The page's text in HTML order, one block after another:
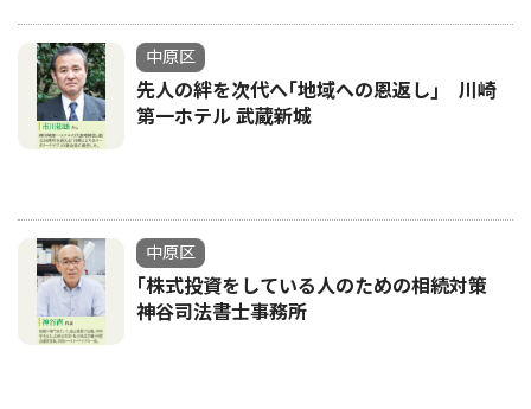
中原区
先人の絆を次代へ｢地域への恩返し｣ 川崎
第一ホテル 武蔵新城
中原区
｢株式投資をしている人のための相続対策
神谷司法書士事務所